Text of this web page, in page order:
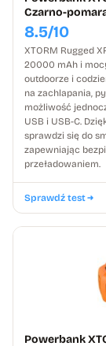
Czarno-
8.5/10
XTORM Rugged
20000 mAh i
outdoorze i
na zachlapania,
możliwość
USB i USB-C.
sprawdzi się do
zapewniając
przeładowaniem.
Sprawdź test
Powerbank